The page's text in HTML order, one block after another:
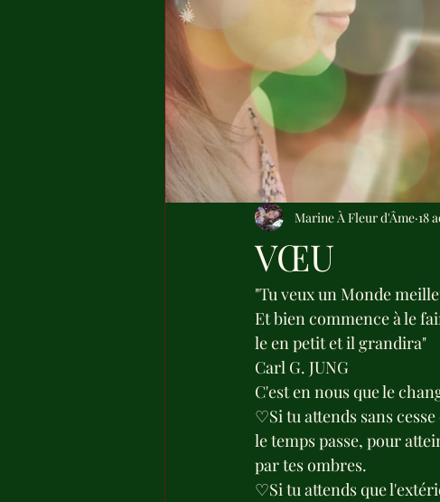
VŒU
Marine À Fleur d'Âme 18
"Tu veux un Monde
Et bien commence à le
le en petit et il grandira"
Carl G. JUNG
C'est en nous que le
♡Si tu attends sans
le temps passe, pour
par tes ombres.
♡Si tu attends que